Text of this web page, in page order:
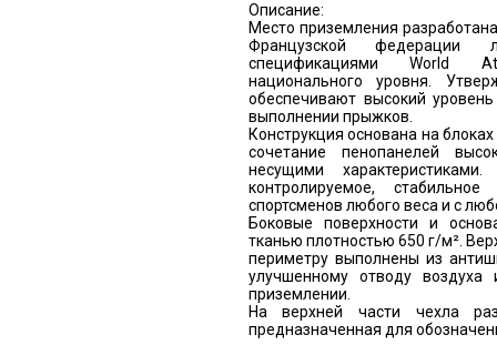
Описание:
Место приземления
Французской федерации
спецификациями World
национального уровня.
обеспечивают высокий
выполнении прыжков.
Конструкция основана на
сочетание пенопанелей
несущими
контролируемое,
спортсменов любого веса и с
Боковые поверхности и
тканью плотностью 650 г/м².
периметру выполнены из
улучшенному отводу
приземлении.
На верхней части чехла
предназначенная для